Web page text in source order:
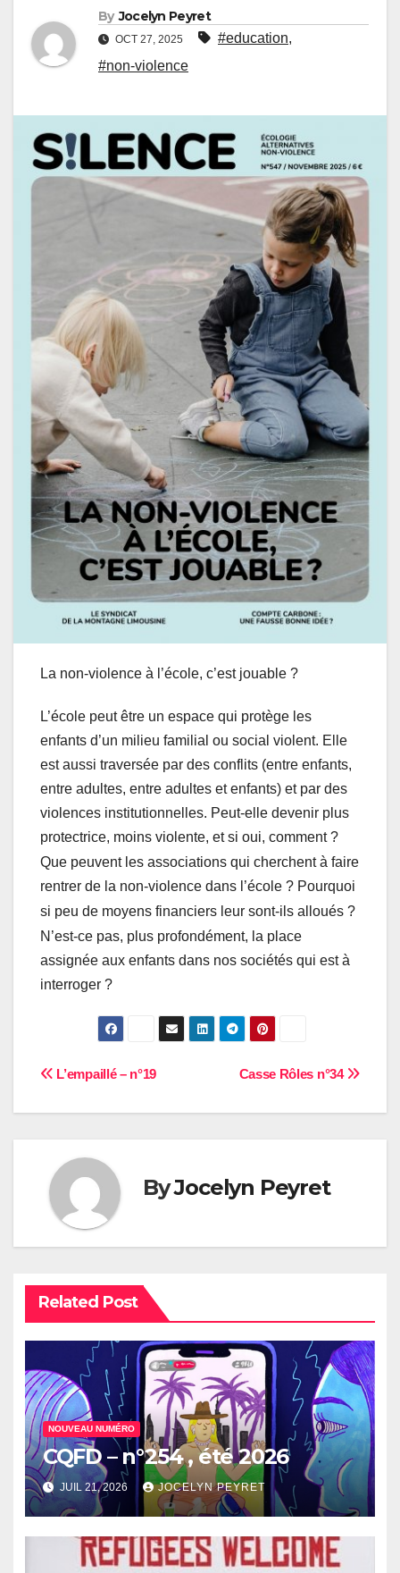
By Jocelyn Peyret
OCT 27, 2025 #education,
#non-violence
La non-violence à l’école, c’est jouable ?
L’école peut être un espace qui protège les
enfants d’un milieu familial ou social violent. Elle
est aussi traversée par des conflits (entre enfants,
entre adultes, entre adultes et enfants) et par des
violences institutionnelles. Peut-elle devenir plus
protectrice, moins violente, et si oui, comment ?
Que peuvent les associations qui cherchent à faire
rentrer de la non-violence dans l’école ? Pourquoi
si peu de moyens financiers leur sont-ils alloués ?
N’est-ce pas, plus profondément, la place
assignée aux enfants dans nos sociétés qui est à
interroger ?
Navigation
de
l’article
Casse Rôles n°34
L’empaillé – n°19
ByJocelyn Peyret
Related Post
NOUVEAU NUMÉRO
CQFD – n°254 , été 2026
JUIL 21, 2026 JOCELYN PEYRET